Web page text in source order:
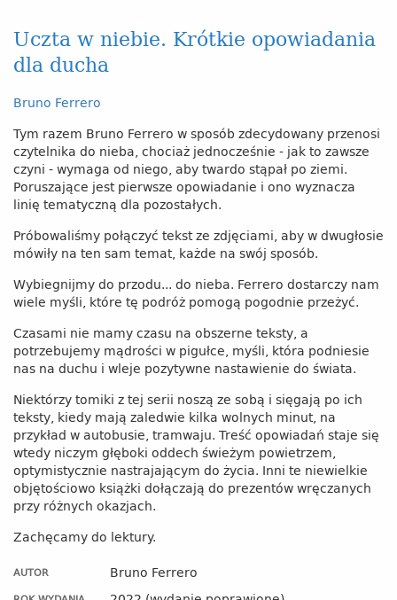
Uczta w niebie. Krótkie opowiadania
dla ducha
Bruno Ferrero
Tym razem Bruno Ferrero w sposób zdecydowany przenosi
czytelnika do nieba, chociaż jednocześnie - jak to zawsze
czyni - wymaga od niego, aby twardo stąpał po ziemi.
Poruszające jest pierwsze opowiadanie i ono wyznacza
linię tematyczną dla pozostałych.
Próbowaliśmy połączyć tekst ze zdjęciami, aby w dwugłosie
mówiły na ten sam temat, każde na swój sposób.
Wybiegnijmy do przodu... do nieba. Ferrero dostarczy nam
wiele myśli, które tę podróż pomogą pogodnie przeżyć.
Czasami nie mamy czasu na obszerne teksty, a
potrzebujemy mądrości w pigułce, myśli, która podniesie
nas na duchu i wleje pozytywne nastawienie do świata.
Niektórzy tomiki z tej serii noszą ze sobą i sięgają po ich
teksty, kiedy mają zaledwie kilka wolnych minut, na
przykład w autobusie, tramwaju. Treść opowiadań staje się
wtedy niczym głęboki oddech świeżym powietrzem,
optymistycznie nastrajającym do życia. Inni te niewielkie
objętościowo książki dołączają do prezentów wręczanych
przy różnych okazjach.
Zachęcamy do lektury.
AUTOR Bruno Ferrero